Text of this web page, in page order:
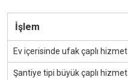
İşlem
Ev içerisinde ufak çaplı hizmet
Şantiye tipi büyük çaplı hizmet